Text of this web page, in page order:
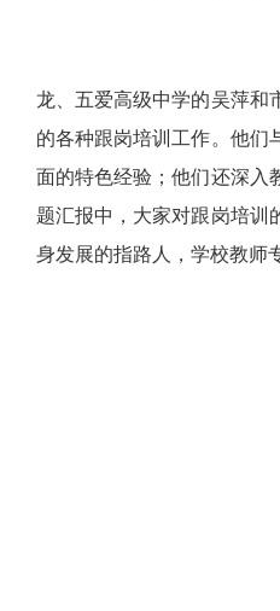
龙、五爱高级中学的吴萍和
的各种跟岗培训工作。他们
面的特色经验；他们还深入
题汇报中，大家对跟岗培训
身发展的指路人，学校教师